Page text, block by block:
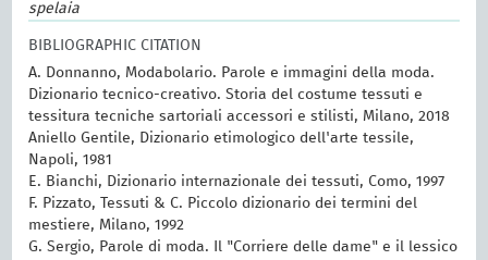
spelaia
BIBLIOGRAPHIC CITATION
A. Donnanno, Modabolario. Parole e immagini della moda.
Dizionario tecnico-creativo. Storia del costume tessuti e
tessitura tecniche sartoriali accessori e stilisti, Milano, 2018
Aniello Gentile, Dizionario etimologico dell'arte tessile,
Napoli, 1981
E. Bianchi, Dizionario internazionale dei tessuti, Como, 1997
F. Pizzato, Tessuti & C. Piccolo dizionario dei termini del
mestiere, Milano, 1992
G. Sergio, Parole di moda. Il "Corriere delle dame" e il lessico